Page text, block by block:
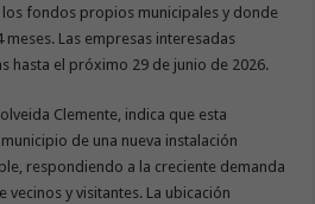
fondos propios municipales y donde
Las empresas interesadas
hasta el próximo 29 de junio de 2026.
Clemente, indica que esta
de una nueva instalación
respondiendo a la creciente demanda
y visitantes. La ubicación